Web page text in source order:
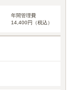
年間管理費
14,400円（税込）